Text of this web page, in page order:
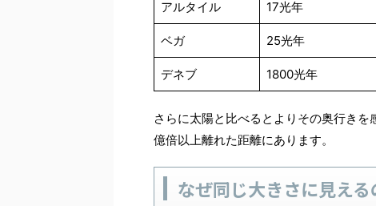
アルタイル 17光年
ベガ 25光年
デネブ 1800光年
さらに太陽と比べるとよりその奥行き
億倍以上離れた距離にあります。
なぜ同じ大きさに見える